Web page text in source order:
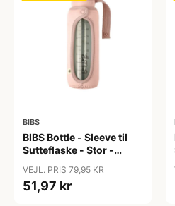
BIBS
BIBS Bottle - Sleeve til
Sutteflaske - Stor -
VEJL. PRIS 79,95 KR
51,97 kr